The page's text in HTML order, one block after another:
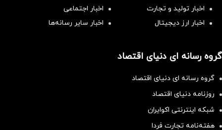
اخبار تولید و تجارت
اخبار اجتماعی
اخبار ارز دیجیتال
اخبار سایر رسانه‌‌ها
گروه رسانه ای دنیای اقتصاد
گروه رسانه ای دنیای اقتصاد
روزنامه دنیای اقتصاد
شبکه اینترنتی اکوایران
هفته‌نامه تجارت فردا